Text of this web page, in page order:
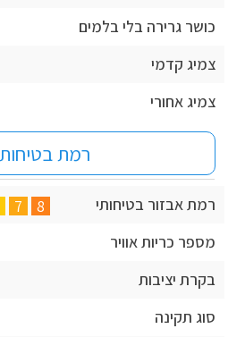
כושר גרירה בלי בלמים
צמיג קדמי
צמיג אחורי
רמת בטיחות
רמת אבזור בטיחותי 7
8
מספר כריות אוויר
בקרת יציבות
סוג תקינה